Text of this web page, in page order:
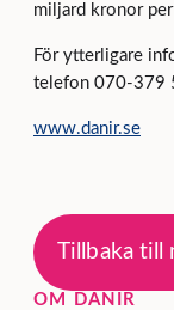
miljard kronor
För ytterligare
telefon 070-379
www.danir.se
Tillbaka till
OM DANIR